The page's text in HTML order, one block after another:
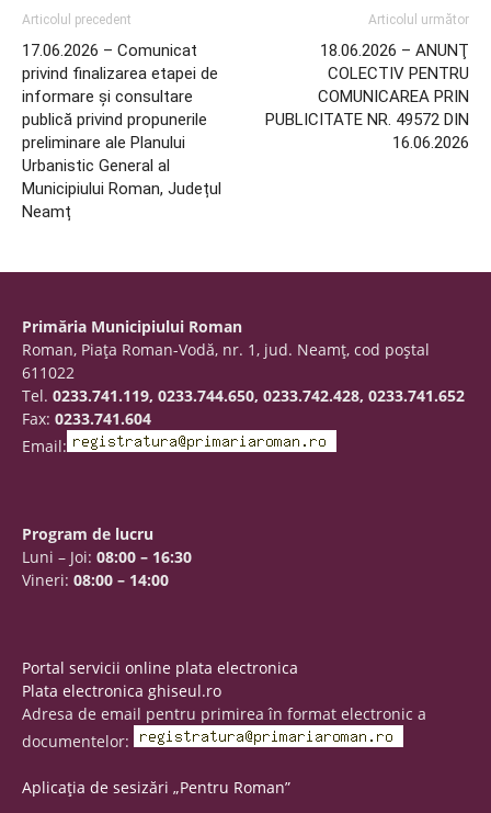
Articolul precedent
17.06.2026 – Comunicat
privind finalizarea etapei de
informare și consultare
publică privind propunerile
preliminare ale Planului
Urbanistic General al
Municipiului Roman, Județul
Neamț
Articolul următor
18.06.2026 – ANUNŢ
COLECTIV PENTRU
COMUNICAREA PRIN
PUBLICITATE NR. 49572 DIN
16.06.2026
Primăria Municipiului Roman
Roman, Piaţa Roman-Vodă, nr. 1, jud. Neamţ, cod poştal
611022
Tel. 0233.741.119, 0233.744.650, 0233.742.428, 0233.741.652
Fax: 0233.741.604
Email:
Program de lucru
Luni – Joi: 08:00 – 16:30
Vineri: 08:00 – 14:00
Portal servicii online plata electronica
Plata electronica ghiseul.ro
Adresa de email pentru primirea în format electronic a
documentelor:
Aplicația de sesizări „Pentru Roman”